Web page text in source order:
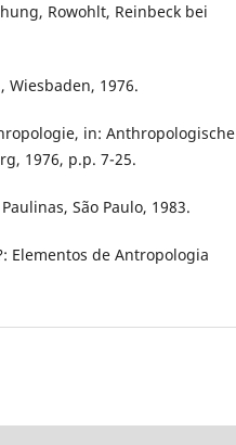
Rowohlt, Reinbeck bei
Wiesbaden, 1976.
in: Anthropologische
1976, p.p. 7-25.
São Paulo, 1983.
Elementos de Antropologia